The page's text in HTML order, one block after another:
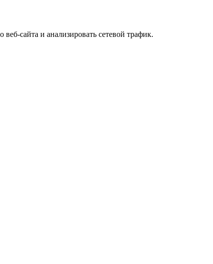
сайта и анализировать сетевой трафик.